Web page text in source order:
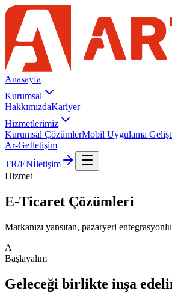
Anasayfa
Kurumsal
HakkımızdaKariyer
Hizmetlerimiz
Kurumsal ÇözümlerMobil Uygulama
Ar-Geİletişim
TR/ENİletişim
Hizmet
E-Ticaret Çözümleri
Markanızı yansıtan, pazaryeri
A
Başlayalım
Geleceği birlikte inşa